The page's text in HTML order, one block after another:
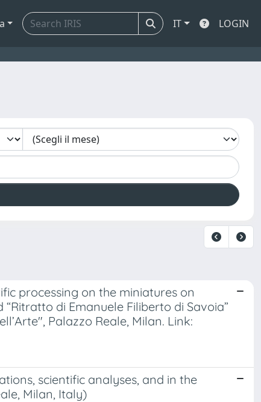
IT LOGIN
processing on the miniatures on
di Emanuele Filiberto di Savoia”
Palazzo Reale, Milan. Link:
scientific analyses, and in the
Milan, Italy)